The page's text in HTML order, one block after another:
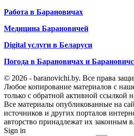
Работа в Барановичах
Медицина Барановичей
Digital услуги в Беларуси
Погода в Барановичах и
© 2026 - baranovichi.by. Все права
Любое копирование материалов с
только с обратной активной ссылкой
Все материалы опубликованные на
источников и других порталов
авторство принадлежат их законным
Sign in